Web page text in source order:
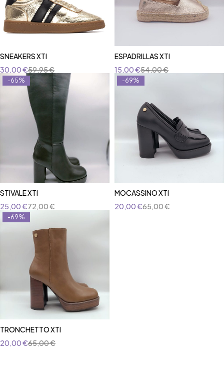
SNEAKERS XTI
59,95€
30,00€
ESPADRILLAS XTI
54,00€
15,00€
-65%
STIVALE XTI
72,00€
25,00€
-69%
MOCASSINO XTI
65,00€
20,00€
-69%
TRONCHETTO XTI
65,00€
20,00€